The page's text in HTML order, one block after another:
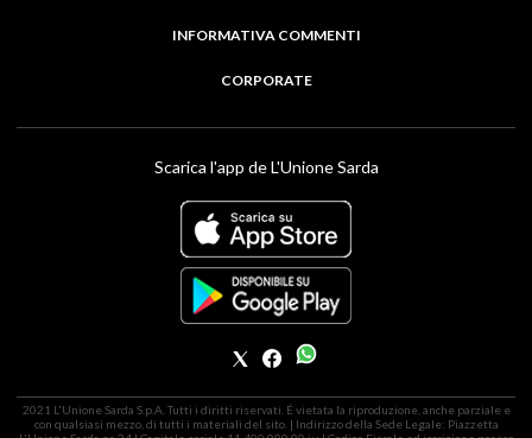
INFORMATIVA COMMENTI
CORPORATE
Scarica l'app de L'Unione Sarda
2021 L'Unione Sarda S.p.A. Tutti i diritti riservati. É vietata la riproduzione, anche parziale e
con qualsiasi mezzo, di tutti i materiali del sito. | Indirizzo della Sede Legale: Piazzetta